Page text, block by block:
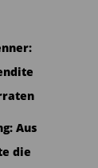
Aus
die